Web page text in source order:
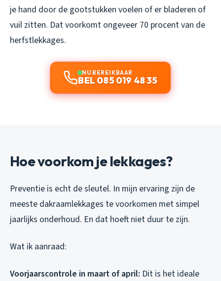
je hand door de gootstukken voelen of er bladeren of
vuil zitten. Dat voorkomt ongeveer 70 procent van de
herfstlekkages.
NU BEREIKBAAR
BEL 085 019 48 35
Hoe voorkom je lekkages?
Preventie is echt de sleutel. In mijn ervaring zijn de
meeste dakraamlekkages te voorkomen met simpel
jaarlijks onderhoud. En dat hoeft niet duur te zijn.
Wat ik aanraad:
Voorjaarscontrole in maart of april: Dit is het ideale